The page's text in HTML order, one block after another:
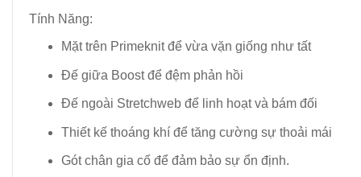
Tính Năng:
Mặt trên Primeknit để vừa vặn giống như tất
Đế giữa Boost để đệm phản hồi
Đế ngoài Stretchweb để linh hoạt và bám đối
Thiết kế thoáng khí để tăng cường sự thoải mái
Gót chân gia cố để đảm bảo sự ổn định.